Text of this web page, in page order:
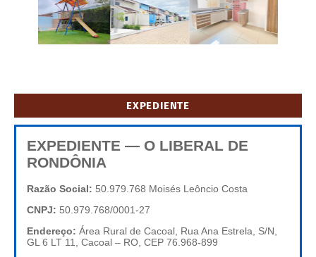
EXPEDIENTE
EXPEDIENTE — O LIBERAL DE
RONDÔNIA
Razão Social: 50.979.768 Moisés Leôncio Costa
CNPJ: 50.979.768/0001-27
Endereço: Área Rural de Cacoal, Rua Ana Estrela, S/N,
GL 6 LT 11, Cacoal – RO, CEP 76.968-899